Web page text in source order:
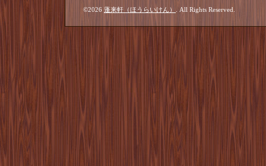
©2026 蓬来軒（ほうらいけん） . All Rights Reserved.